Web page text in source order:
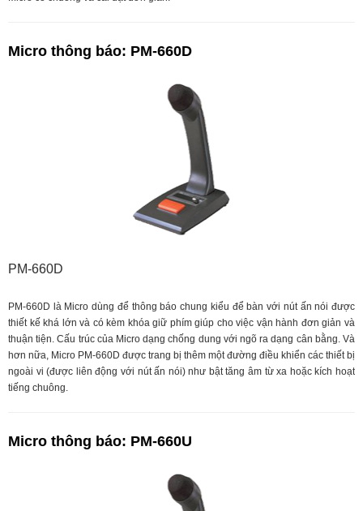
Micro thông báo: PM-660D
PM-660D
PM-660D là Micro dùng để thông báo chung kiểu để bàn với nút ấn nói được
thiết kế khá lớn và có kèm khóa giữ phím giúp cho việc vận hành đơn giản và
thuận tiện. Cấu trúc của Micro dạng chống dung với ngõ ra dạng cân bằng. Và
hơn nữa, Micro PM-660D được trang bị thêm một đường điều khiển các thiết bị
ngoài vi (được liên động với nút ấn nói) như bật tăng âm từ xa hoặc kích hoạt
tiếng chuông.
Micro thông báo: PM-660U